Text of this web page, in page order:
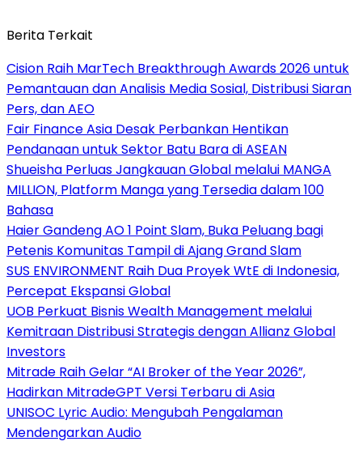
Berita Terkait
Cision Raih MarTech Breakthrough Awards 2026 untuk
Pemantauan dan Analisis Media Sosial, Distribusi Siaran
Pers, dan AEO
Fair Finance Asia Desak Perbankan Hentikan
Pendanaan untuk Sektor Batu Bara di ASEAN
Shueisha Perluas Jangkauan Global melalui MANGA
MILLION, Platform Manga yang Tersedia dalam 100
Bahasa
Haier Gandeng AO 1 Point Slam, Buka Peluang bagi
Petenis Komunitas Tampil di Ajang Grand Slam
SUS ENVIRONMENT Raih Dua Proyek WtE di Indonesia,
Percepat Ekspansi Global
UOB Perkuat Bisnis Wealth Management melalui
Kemitraan Distribusi Strategis dengan Allianz Global
Investors
Mitrade Raih Gelar “AI Broker of the Year 2026”,
Hadirkan MitradeGPT Versi Terbaru di Asia
UNISOC Lyric Audio: Mengubah Pengalaman
Mendengarkan Audio